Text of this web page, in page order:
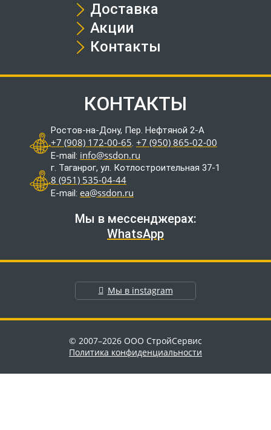
Доставка
Акции
Контакты
КОНТАКТЫ
Ростов-на-Дону, Пер. Нефтяной 2-А
+7 (908) 172-00-65. +7 (950) 865-02-00
E-mail: info@ssdon.ru
г. Таганрог, ул. Котлостроительная 37-1
8 (951) 535-04-44
E-mail: ea@ssdon.ru
Мы в мессенджерах:
WhatsApp
Мы в instagram
© 2007–2026 ООО СтройСервис
Политика конфиденциальности